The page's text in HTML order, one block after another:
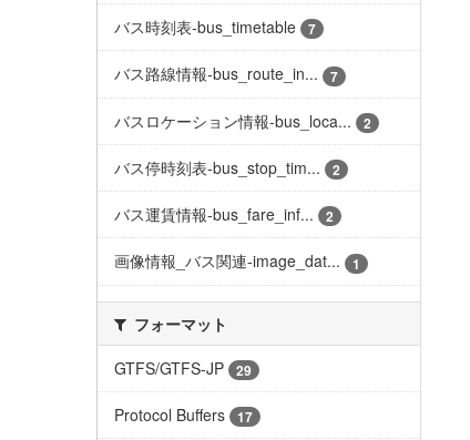
バス時刻表-bus_timetable 7
バス路線情報-bus_route_in... 7
バスロケーション情報-bus_loca... 2
バス停時刻表-bus_stop_tim... 2
バス運賃情報-bus_fare_inf... 2
画像情報_バス関連-image_dat... 1
フォーマット
GTFS/GTFS-JP
29
Protocol Buffers 17